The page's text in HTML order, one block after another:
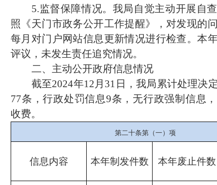
5.监督保障情况。我局自觉主动开展自
照《天门市政务公开工作提醒》，对发现的
每月对门户网站信息更新情况进行检查。本
评议，未发生责任追究情况。
二、主动公开政府信息情况
截至2024年12月31日，我局累计处理决
77条，行政处罚信息9条，无行政强制信息
收费。
第二十条第（一）项
信息内容 本年制发件数 本年废止件数